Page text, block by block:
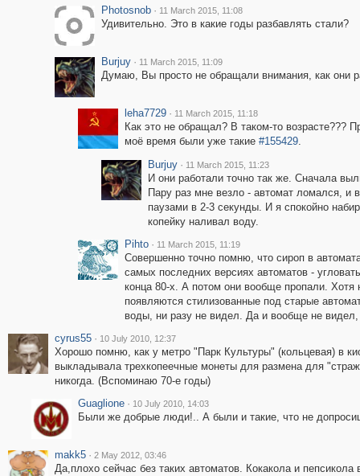
Photosnob · 11 March 2015, 11:08
Удивительно. Это в какие годы разбавлять стали?
Burjuy · 11 March 2015, 11:09
Думаю, Вы просто не обращали внимания, как они
leha7729 · 11 March 2015, 11:18
Как это не обращал? В таком-то возрасте???
моё время были уже такие #155429.
Burjuy · 11 March 2015, 11:23
И они работали точно так же. Сначала
Пару раз мне везло - автомат ломался, и
паузами в 2-3 секунды. И я спокойно
копейку наливал воду.
Pihto · 11 March 2015, 11:19
Совершенно точно помню, что сироп в
самых последних версиях автоматов -
конца 80-х. А потом они вообще пропали.
появляются стилизованные под старые
воды, ни разу не видел. Да и вообще не видел,
cyrus55 · 10 July 2010, 12:37
Хорошо помню, как у метро "Парк Культуры" (кольцевая) в
выкладывала трехкопеечные монеты для размена для
никогда. (Вспоминаю 70-е годы)
Guaglione · 10 July 2010, 14:03
Были же добрые люди!.. А были и такие, что не
makk5 · 2 May 2012, 03:46
Да,плохо сейчас без таких автоматов. Кокакола и